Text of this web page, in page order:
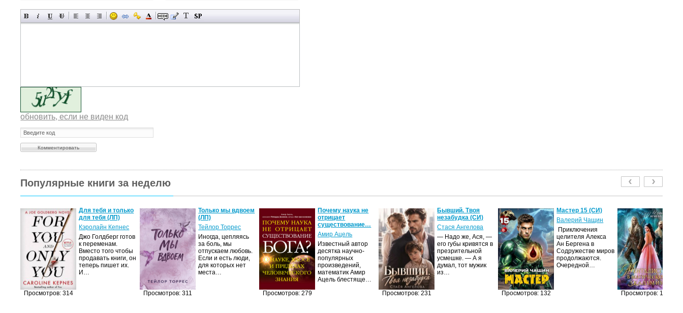
обновить, если не виден код
Популярные книги за неделю
Просмотров: 314
Для тебя и только
для тебя (ЛП)
Кэролайн Кепнес
Джо Голдберг готов
к переменам.
Вместо того чтобы
продавать книги, он
теперь пишет их.
И…
Просмотров: 311
Только мы вдвоем
(ЛП)
Тейлор Торрес
Иногда, цепляясь
за боль, мы
отпускаем любовь.
Если и есть люди,
для которых нет
места…
Просмотров: 279
Почему наука не
отрицает
существование…
Амир Ацель
Известный автор
десятка научно-
популярных
произведений,
математик Амир
Ацель блестяще…
Просмотров: 231
Бывший. Твоя
незабудка (СИ)
Стася Ангелова
— Надо же, Ася, —
его губы кривятся в
презрительной
усмешке. — А я
думал, тот мужик
из…
Просмотров: 132
Мастер 15 (СИ)
Валерий Чащин
Приключения
целителя Алекса
Ан Бергена в
Содружестве миров
продолжаются.
Очередной…
Просмотров: 126